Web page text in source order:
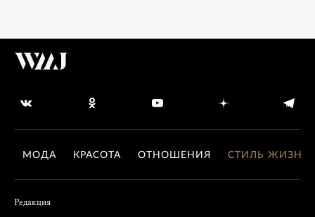
МОДА КРАСОТА ОТНОШЕНИЯ СТИЛЬ ЖИЗНИ
Редакция